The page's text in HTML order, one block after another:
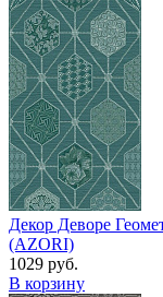
Декор Деворе
(AZORI)
1029 руб.
В корзину